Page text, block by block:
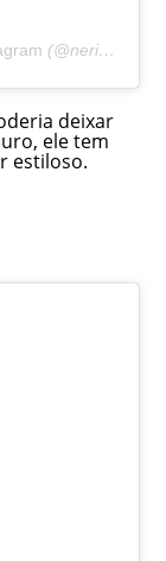
(@nerivaldosilva) on
deixar
ele tem
estiloso.